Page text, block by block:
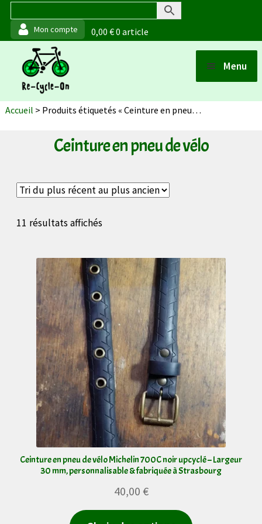
0,00€0 article
Aller
navigation
Aller
au
contenu
Menu
Boutique
Points de vente
Matériaux et fabrication
Actualités
À propos (de moi)
Accueil > Produits étiquetés « Ceinture en pneu de vélo »
Ceinture en pneu de vélo
11 résultats affichésTrié
plus
récent
au
plus
ancien
Ceinture en pneu de vélo Michelin 700C noir upcyclé – Largeur
30 mm, personnalisable & fabriquée à Strasbourg
40,00 €
Ce